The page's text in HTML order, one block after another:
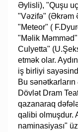
Əylisli), "Quşu
"Vəzifə" (Əkrəm
"Meteor" (
"Məlik
Culyetta"
etmək olar.
iş birliyi
Bu
Dövlət Dram
qazanaraq
qalibi olmuşdur.
naminasiyası"